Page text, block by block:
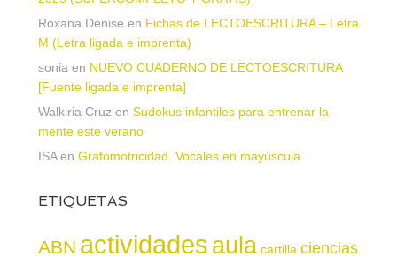
Roxana Denise en Fichas de LECTOESCRITURA – Letra
M (Letra ligada e imprenta)
sonia en NUEVO CUADERNO DE LECTOESCRITURA
[Fuente ligada e imprenta]
Walkiria Cruz en Sudokus infantiles para entrenar la
mente este verano
ISAen Grafomotricidad. Vocales en mayúscula
ETIQUETAS
ABN actividadesaula cartilla ciencias